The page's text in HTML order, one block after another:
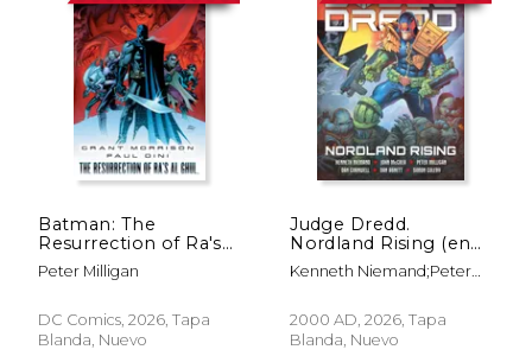
tendría su propia serie, mientras que la
más extraña "Paradax" tuvo una serie de
dos números publicada por Vortex Comics
en 1987.
Batman: The
Resurrection of Ra's
Al Ghul (New Edition)
(en Inglés)
Peter Milligan
DC Comics, 2026, Tapa
Blanda, Nuevo
Judge Dredd.
Nordland Rising (en
Inglés)
Kenneth Niemand;Peter
2000 AD, 2026, Tapa
Blanda, Nuevo